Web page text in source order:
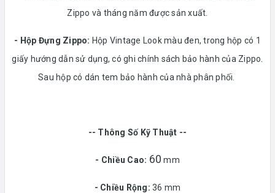
Zippo và tháng năm được sản xuất.
- Hộp Đựng Zippo: Hộp Vintage Look màu đen, trong hộp có 1
giấy hướng dẫn sử dụng, có ghi chính sách bảo hành của Zippo.
Sau hộp có dán tem bảo hành của nhà phân phối.
-- Thông Số Kỹ Thuật --
- Chiều Cao: 60 mm
- Chiều Rộng:36 mm